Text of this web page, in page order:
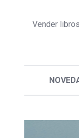
Vender libros